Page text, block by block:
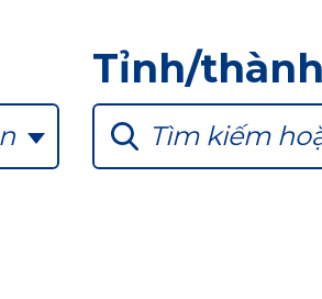
Tỉnh/
Tìm kiếm